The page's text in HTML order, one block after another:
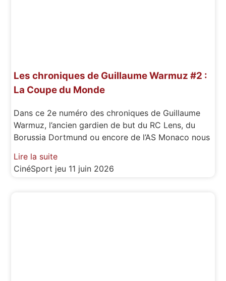
Les chroniques de Guillaume Warmuz #2 :
La Coupe du Monde
Dans ce 2e numéro des chroniques de Guillaume
Warmuz, l’ancien gardien de but du RC Lens, du
Borussia Dortmund ou encore de l’AS Monaco nous
Lire la suite
CinéSport jeu 11 juin 2026